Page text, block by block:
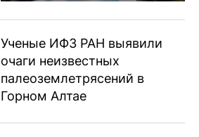
Ученые ИФЗ РАН выявили
очаги неизвестных
палеоземлетрясений в
Горном Алтае